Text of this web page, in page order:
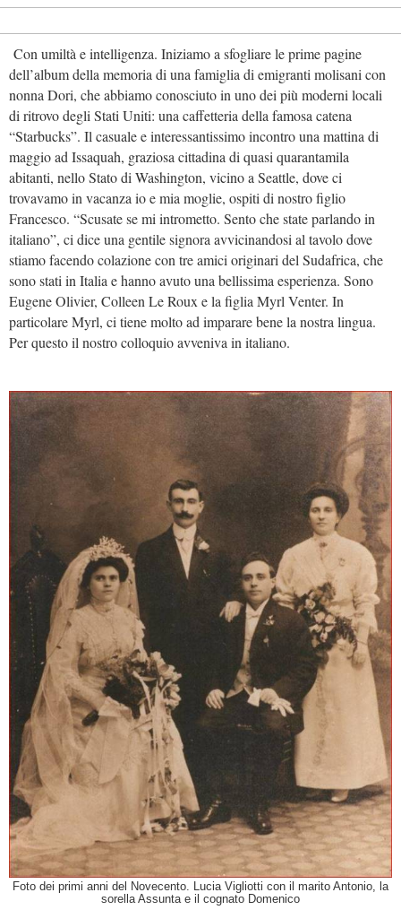
Con umiltà e intelligenza. Iniziamo a sfogliare le prime pagine
dell’album della memoria di una famiglia di emigranti molisani con
nonna Dori, che abbiamo conosciuto in uno dei più moderni locali
di ritrovo degli Stati Uniti: una caffetteria della famosa catena
“Starbucks”. Il casuale e interessantissimo incontro una mattina di
maggio ad Issaquah, graziosa cittadina di quasi quarantamila
abitanti, nello Stato di Washington, vicino a Seattle, dove ci
trovavamo in vacanza io e mia moglie, ospiti di nostro figlio
Francesco. “Scusate se mi intrometto. Sento che state parlando in
italiano”, ci dice una gentile signora avvicinandosi al tavolo dove
stiamo facendo colazione con tre amici originari del Sudafrica, che
sono stati in Italia e hanno avuto una bellissima esperienza. Sono
Eugene Olivier, Colleen Le Roux e la figlia Myrl Venter. In
particolare Myrl, ci tiene molto ad imparare bene la nostra lingua.
Per questo il nostro colloquio avveniva in italiano.
Foto dei primi anni del Novecento. Lucia Vigliotti con il marito Antonio, la
sorella Assunta e il cognato Domenico